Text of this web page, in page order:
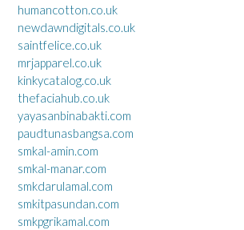
humancotton.co.uk
newdawndigitals.co.uk
saintfelice.co.uk
mrjapparel.co.uk
kinkycatalog.co.uk
thefaciahub.co.uk
yayasanbinabakti.com
paudtunasbangsa.com
smkal-amin.com
smkal-manar.com
smkdarulamal.com
smkitpasundan.com
smkpgrikamal.com